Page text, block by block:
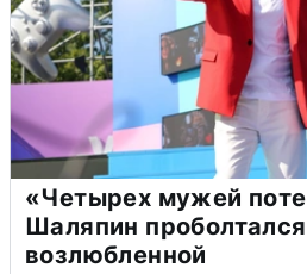
«Четырех мужей
Шаляпин
возлюбленной